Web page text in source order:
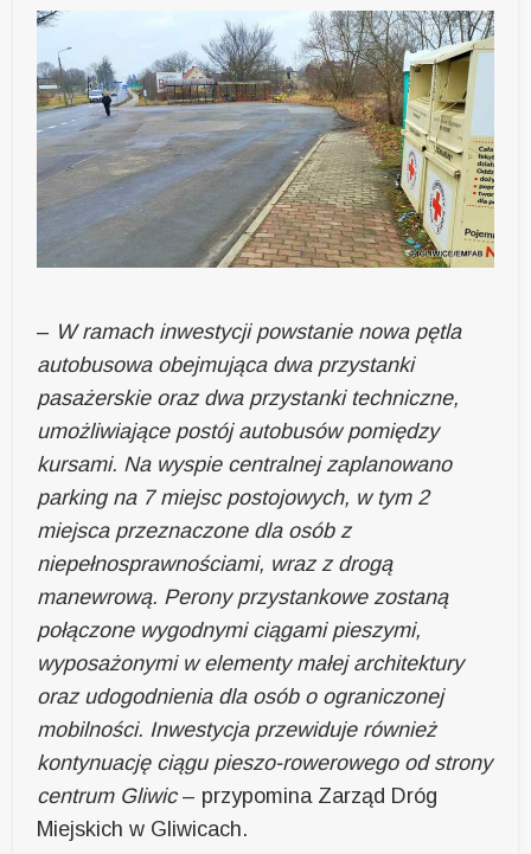
– W ramach inwestycji powstanie nowa pętla
autobusowa obejmująca dwa przystanki
pasażerskie oraz dwa przystanki techniczne,
umożliwiające postój autobusów pomiędzy
kursami. Na wyspie centralnej zaplanowano
parking na 7 miejsc postojowych, w tym 2
miejsca przeznaczone dla osób z
niepełnosprawnościami, wraz z drogą
manewrową. Perony przystankowe zostaną
połączone wygodnymi ciągami pieszymi,
wyposażonymi w elementy małej architektury
oraz udogodnienia dla osób o ograniczonej
mobilności. Inwestycja przewiduje również
kontynuację ciągu pieszo-rowerowego od strony
centrum Gliwic– przypomina Zarząd Dróg
Miejskich w Gliwicach.